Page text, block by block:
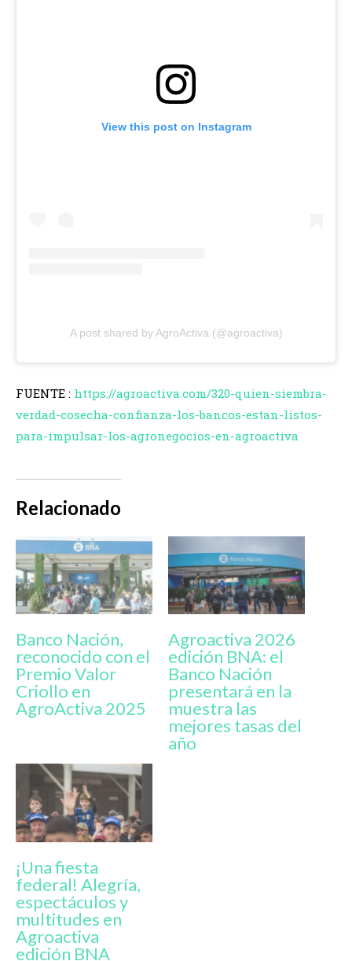
View this post on Instagram
A post shared by AgroActiva (@agroactiva)
FUENTE : https://agroactiva.com/320-quien-siembra-
verdad-cosecha-confianza-los-bancos-estan-listos-
para-impulsar-los-agronegocios-en-agroactiva
Relacionado
Banco Nación,
reconocido con el
Premio Valor
Criollo en
AgroActiva 2025
Agroactiva 2026
edición BNA: el
Banco Nación
presentará en la
muestra las
mejores tasas del
año
¡Una fiesta
federal! Alegría,
espectáculos y
multitudes en
Agroactiva
edición BNA